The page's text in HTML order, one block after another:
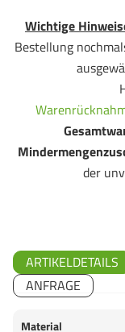
Wichtige
Bestellung
der
ARTIKELDETAILS
Material
ANFRAGE